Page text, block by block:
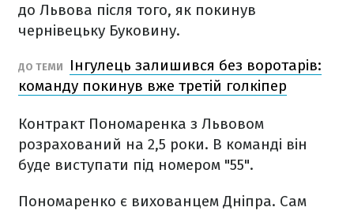
до Львова після того, як покинув
чернівецьку Буковину.
ДО ТЕМИ
Інгулець залишився без воротарів:
команду покинув вже третій голкіпер
Контракт Пономаренка з Львовом
розрахований на 2,5 роки. В команді він
буде виступати під номером "55".
Пономаренко є вихованцем Дніпра. Сам